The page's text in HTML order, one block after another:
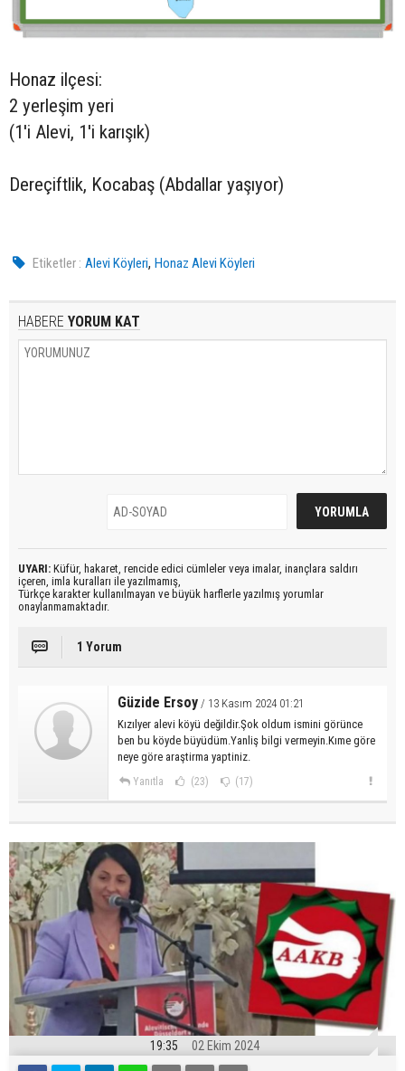
Honaz ilçesi:
2 yerleşim yeri
(1'i Alevi, 1'i karışık)
Dereçiftlik, Kocabaş (Abdallar yaşıyor)
Etiketler : Alevi Köyleri,Honaz Alevi Köyleri
HABERE YORUM KAT
UYARI: Küfür, hakaret, rencide edici cümleler veya imalar, inançlara saldırı
içeren, imla kuralları ile yazılmamış,
Türkçe karakter kullanılmayan ve büyük harflerle yazılmış yorumlar
onaylanmamaktadır.
1 Yorum
Güzide Ersoy / 13 Kasım 2024 01:21
Kızılyer alevi köyü değildir.Şok oldum ismini görünce
ben bu köyde büyüdüm.Yanliş bilgi vermeyin.Kıme göre
neye göre araştirma yaptiniz.
Yanıtla (23) (17)
19:35 02 Ekim 2024